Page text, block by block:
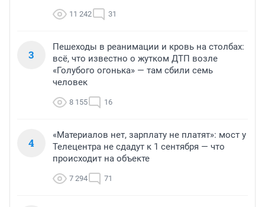
11 242 31
3
Пешеходы в реанимации и кровь на столбах:
всё, что известно о жутком ДТП возле
«Голубого огонька» — там сбили семь
человек
8 155 16
4
«Материалов нет, зарплату не платят»: мост у
Телецентра не сдадут к 1 сентября — что
происходит на объекте
7 294 71